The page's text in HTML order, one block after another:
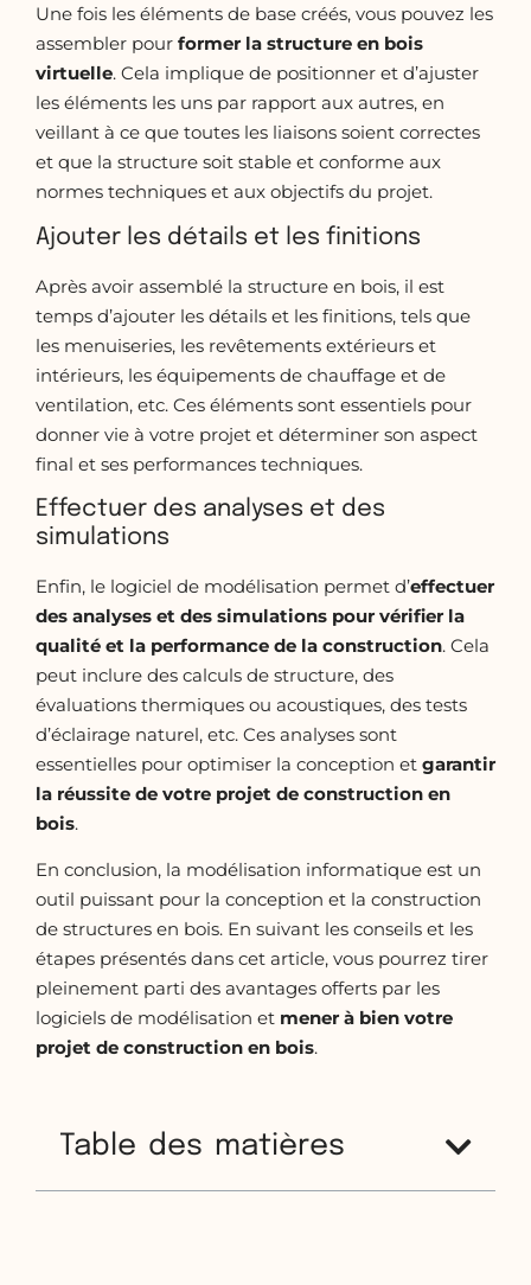
Une fois les éléments de base créés, vous pouvez les
assembler pour former la structure en bois
virtuelle. Cela implique de positionner et d’ajuster
les éléments les uns par rapport aux autres, en
veillant à ce que toutes les liaisons soient correctes
et que la structure soit stable et conforme aux
normes techniques et aux objectifs du projet.
Ajouter les détails et les finitions
Après avoir assemblé la structure en bois, il est
temps d’ajouter les détails et les finitions, tels que
les menuiseries, les revêtements extérieurs et
intérieurs, les équipements de chauffage et de
ventilation, etc. Ces éléments sont essentiels pour
donner vie à votre projet et déterminer son aspect
final et ses performances techniques.
Effectuer des analyses et des
simulations
Enfin, le logiciel de modélisation permet d’effectuer
des analyses et des simulations pour vérifier la
qualité et la performance de la construction. Cela
peut inclure des calculs de structure, des
évaluations thermiques ou acoustiques, des tests
d’éclairage naturel, etc. Ces analyses sont
essentielles pour optimiser la conception et garantir
la réussite de votre projet de construction en
bois.
En conclusion, la modélisation informatique est un
outil puissant pour la conception et la construction
de structures en bois. En suivant les conseils et les
étapes présentés dans cet article, vous pourrez tirer
pleinement parti des avantages offerts par les
logiciels de modélisation et mener à bien votre
projet de construction en bois.
Table des matières